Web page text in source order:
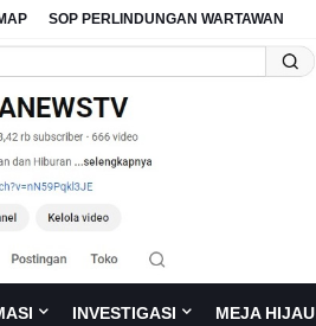
SOP PERLINDUNGAN WARTAWAN
INVESTIGASI MEJA HIJAU